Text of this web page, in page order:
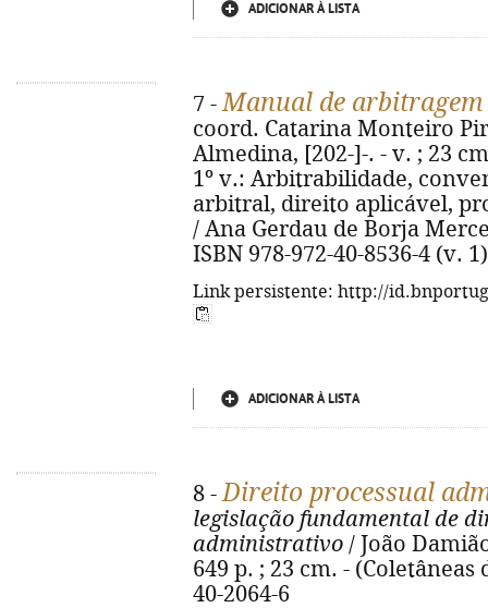
ADICIONAR À LISTA
7 -Manual de
coord. Catarina Monteiro
Almedina, [202-]-. - v. ; 23
1º v.: Arbitrabilidade,
arbitral, direito aplicável,
/ Ana Gerdau de Borja
ISBN 978-972-40-8536-4 (v. 1)
Link persistente: http://
ADICIONAR À LISTA
8 -Direito processual
legislação fundamental de
administrativo / João
649 p. ; 23 cm. - (Coletâneas
40-2064-6